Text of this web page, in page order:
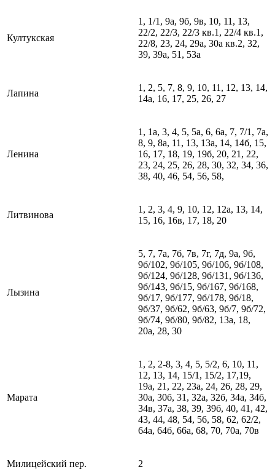
Култукская
1, 1/1, 9а, 9б, 9в, 10, 11, 13,
22/2, 22/3, 22/3 кв.1, 22/4 кв.1,
22/8, 23, 24, 29а, 30а кв.2, 32,
39, 39а, 51, 53а
Лапина
1, 2, 5, 7, 8, 9, 10, 11, 12, 13, 14,
14а, 16, 17, 25, 26, 27
Ленина
1, 1а, 3, 4, 5, 5а, 6, 6а, 7, 7/1, 7а,
8, 9, 8а, 11, 13, 13а, 14, 14б, 15,
16, 17, 18, 19, 19б, 20, 21, 22,
23, 24, 25, 26, 28, 30, 32, 34, 36,
38, 40, 46, 54, 56, 58,
Литвинова
1, 2, 3, 4, 9, 10, 12, 12а, 13, 14,
15, 16, 16в, 17, 18, 20
Лызина
5, 7, 7а, 7б, 7в, 7г, 7д, 9а, 9б,
9б/102, 9б/105, 9б/106, 9б/108,
9б/124, 9б/128, 9б/131, 9б/136,
9б/143, 9б/15, 9б/167, 9б/168,
9б/17, 9б/177, 9б/178, 9б/18,
9б/37, 9б/62, 9б/63, 9б/7, 9б/72,
9б/74, 9б/80, 9б/82, 13а, 18,
20а, 28, 30
Марата
1, 2, 2-8, 3, 4, 5, 5/2, 6, 10, 11,
12, 13, 14, 15/1, 15/2, 17,19,
19а, 21, 22, 23а, 24, 26, 28, 29,
30а, 30б, 31, 32а, 32б, 34а, 34б,
34в, 37а, 38, 39, 39б, 40, 41, 42,
43, 44, 48, 54, 56, 58, 62, 62/2,
64а, 64б, 66а, 68, 70, 70а, 70в
Милицейский пер. 2